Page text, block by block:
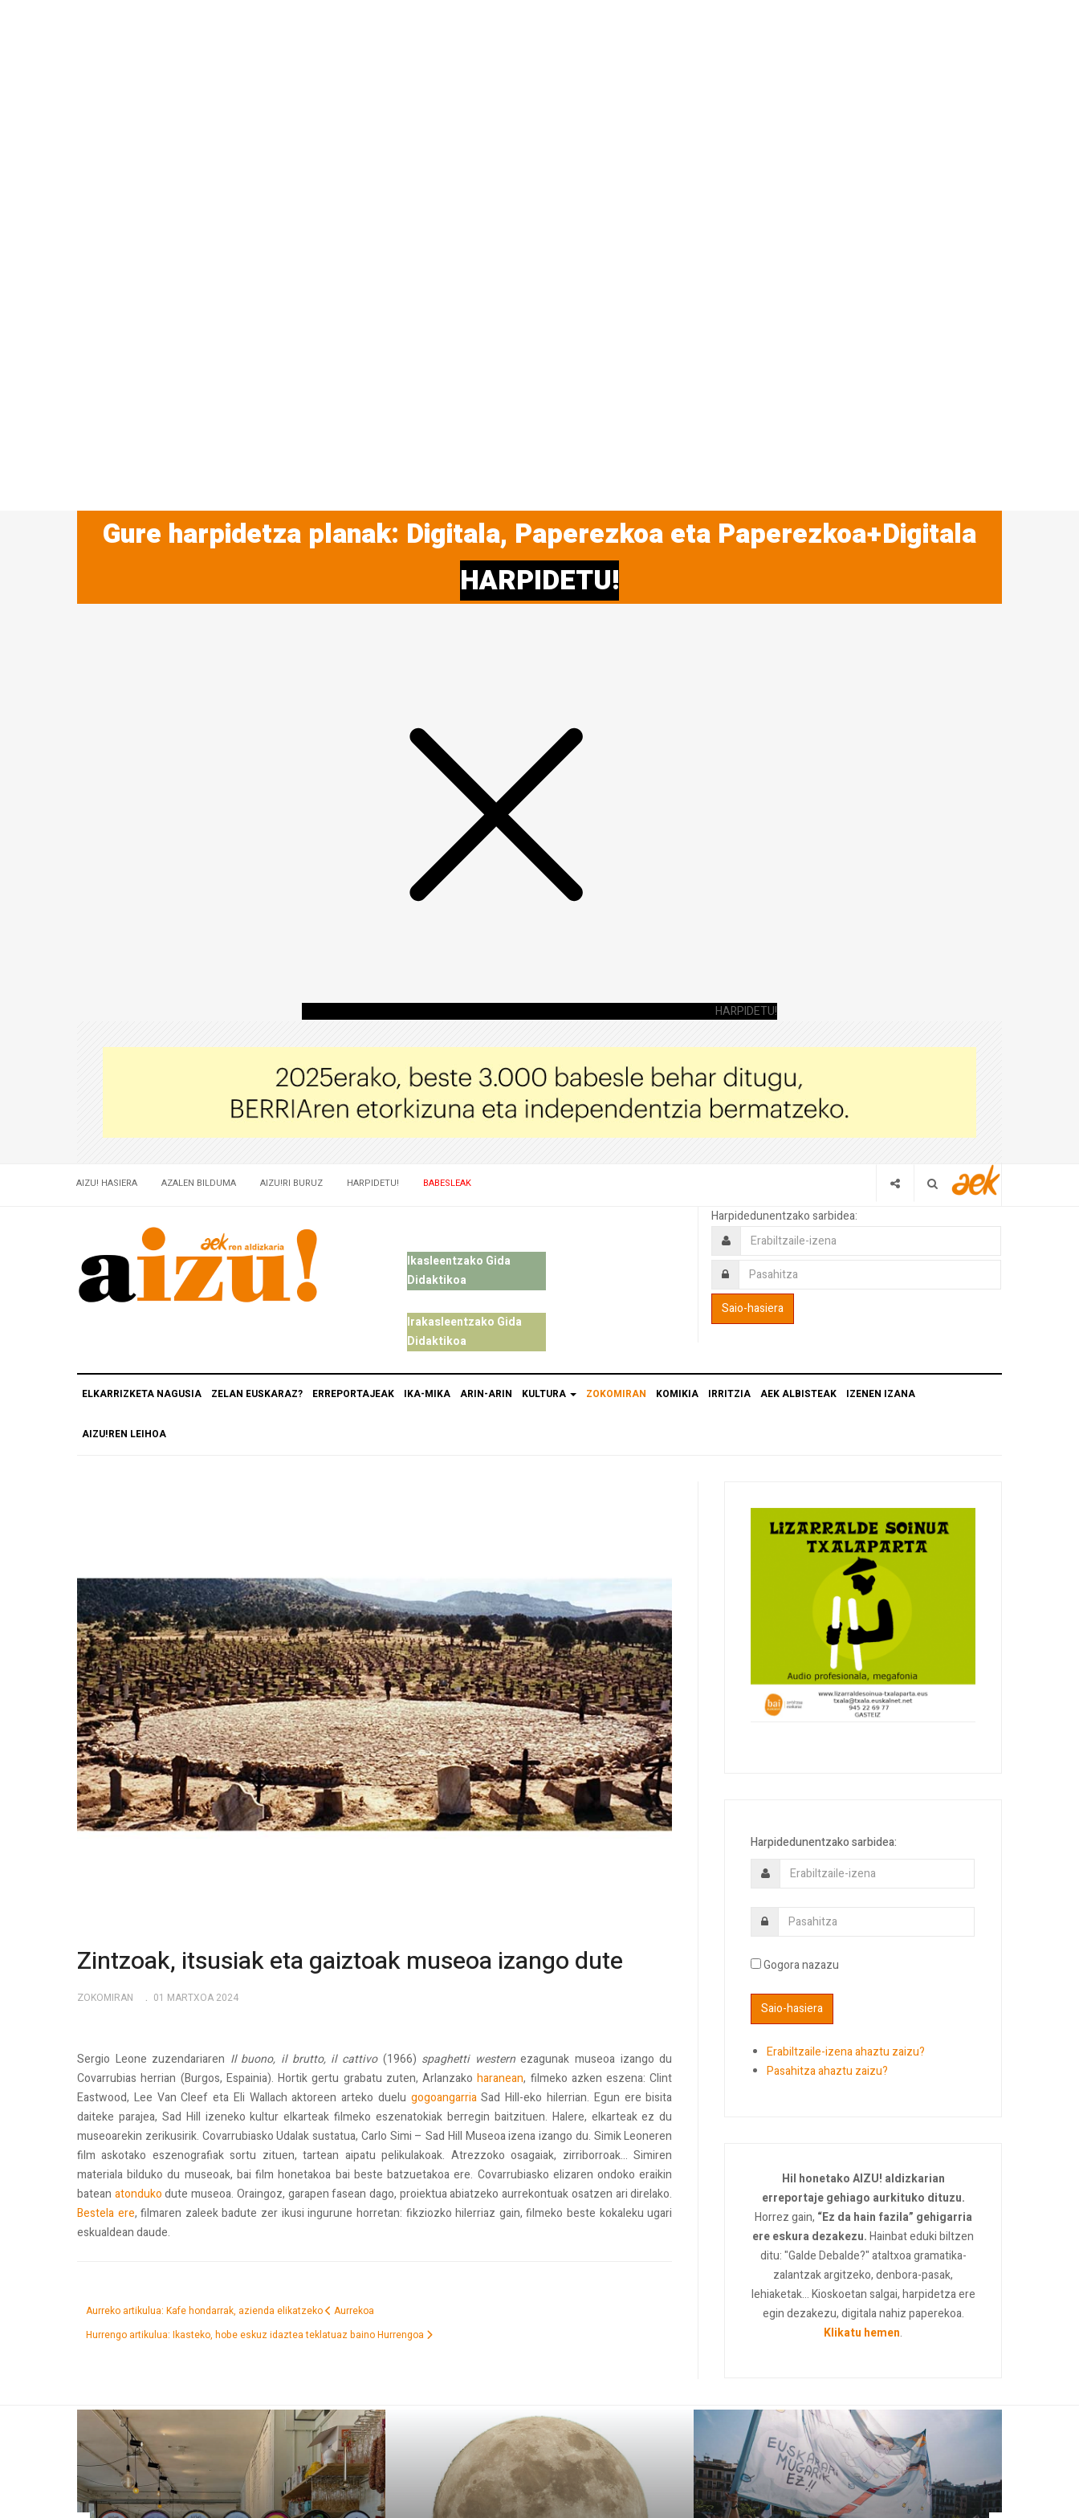
Gure harpidetza planak: Digitala, Paperezkoa eta Paperezkoa+Digitala
HARPIDETU!
HARPIDETU!
AIZU! HASIERA AZALEN BILDUMA AIZU!RI BURUZ HARPIDETU! BABESLEAK
Ikasleentzako Gida
Didaktikoa
Irakasleentzako Gida
Didaktikoa
Harpidedunentzako sarbidea:
ELKARRIZKETA NAGUSIA ZELAN EUSKARAZ? ERREPORTAJEAK IKA-MIKA ARIN-ARIN KULTURA ZOKOMIRAN KOMIKIA IRRITZIA AEK ALBISTEAK IZENEN IZANA
AIZU!REN LEIHOA
Zintzoak, itsusiak eta gaiztoak museoa izango dute
ZOKOMIRAN 01 MARTXOA 2024
Sergio Leone zuzendariaren Il buono, il brutto, il cattivo(1966) spaghetti westernezagunak museoa izango du
Covarrubias herrian (Burgos, Espainia). Hortik gertu grabatu zuten, Arlanzakoharanean, filmeko azken eszena: Clint
Eastwood, Lee Van Cleef eta Eli Wallach aktoreen arteko duelu gogoangarriaSad Hill-eko hilerrian. Egun ere bisita
daiteke parajea, Sad Hill izeneko kultur elkarteak filmeko eszenatokiak berregin baitzituen. Halere, elkarteak ez du
museoarekin zerikusirik. Covarrubiasko Udalak sustatua, Carlo Simi – Sad Hill Museoa izena izango du. Simik Leoneren
film askotako eszenografiak sortu zituen, tartean aipatu pelikulakoak. Atrezzoko osagaiak, zirriborroak... Simiren
materiala bilduko du museoak, bai film honetakoa bai beste batzuetakoa ere. Covarrubiasko elizaren ondoko eraikin
batean atondukodute museoa. Oraingoz, garapen fasean dago, proiektua abiatzeko aurrekontuak osatzen ari direlako.
Bestela ere, filmaren zaleek badute zer ikusi ingurune horretan: fikziozko hilerriaz gain, filmeko beste kokaleku ugari
eskualdean daude.
Aurreko artikulua: Kafe hondarrak, azienda elikatzeko
Aurrekoa
Hurrengo artikulua: Ikasteko, hobe eskuz idaztea teklatuaz bainoHurrengoa
Harpidedunentzako sarbidea:
Gogora nazazu
Erabiltzaile-izena ahaztu zaizu?
Pasahitza ahaztu zaizu?
Hil honetako AIZU! aldizkarian
erreportaje gehiago aurkituko dituzu.
Horrez gain, “Ez da hain fazila” gehigarria
ere eskura dezakezu.Hainbat eduki biltzen
ditu: "Galde Debalde?" ataltxoa gramatika-
zalantzak argitzeko, denbora-pasak,
lehiaketak... Kioskoetan salgai, harpidetza ere
egin dezakezu, digitala nahiz paperekoa.
Klikatu hemen.